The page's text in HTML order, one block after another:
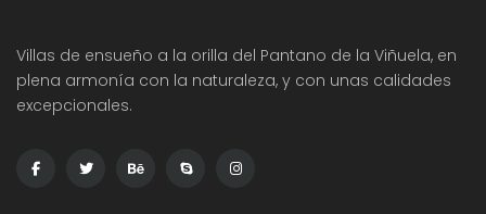
Villas de ensueño a la orilla del Pantano de la Viñuela, en
plena armonía con la naturaleza, y con unas calidades
excepcionales.